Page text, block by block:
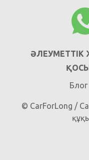
ӘЛЕУМЕТТІК
Блог
© CarForLong /